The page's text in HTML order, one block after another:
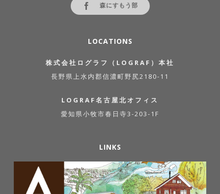
森にすもう部
LOCATIONS
株式会社ログラフ（LOGRAF）本社
長野県上水内郡信濃町野尻2180-11
LOGRAF名古屋北オフィス
愛知県小牧市春日寺3-203-1F
LINKS